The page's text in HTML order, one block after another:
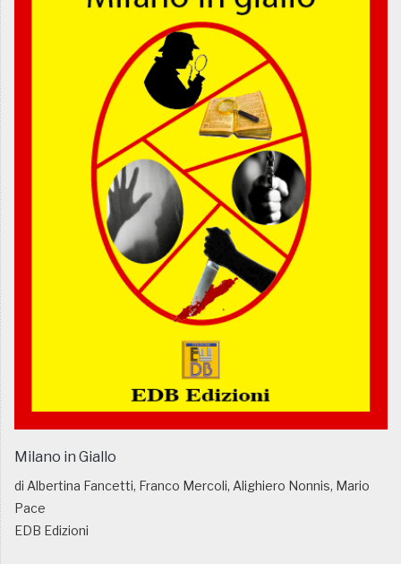
Milano in Giallo
di Albertina Fancetti, Franco Mercoli, Alighiero Nonnis, Mario
Pace
EDB Edizioni